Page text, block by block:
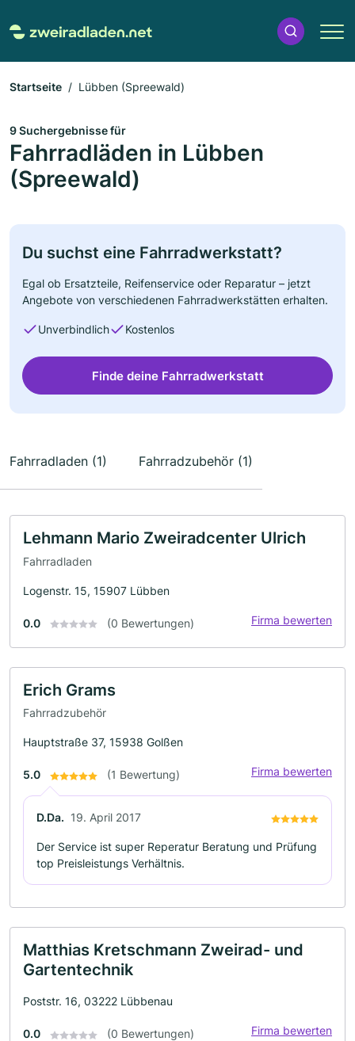
Startseite Lübben (Spreewald)
9 Suchergebnisse für
Fahrradläden in Lübben
(Spreewald)
Du suchst eine Fahrradwerkstatt?
Egal ob Ersatzteile, Reifenservice oder Reparatur – jetzt
Angebote von verschiedenen Fahrradwerkstätten erhalten.
Unverbindlich Kostenlos
Finde deine Fahrradwerkstatt
Fahrradladen (1) Fahrradzubehör (1)
Lehmann Mario Zweiradcenter Ulrich
Fahrradladen
Logenstr. 15, 15907 Lübben
0.0 (0 Bewertungen) Firma bewerten
Erich Grams
Fahrradzubehör
Hauptstraße 37, 15938 Golßen
5.0 (1 Bewertung) Firma bewerten
D.Da. 19. April 2017
Der Service ist super Reperatur Beratung und Prüfung
top Preisleistungs Verhältnis.
Matthias Kretschmann Zweirad- und
Gartentechnik
Poststr. 16, 03222 Lübbenau
0.0 (0 Bewertungen) Firma bewerten